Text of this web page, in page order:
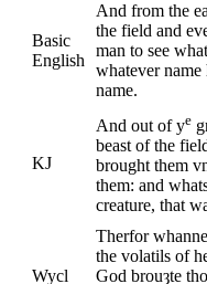
Basic
English
And from the
the field and
man to see
whatever
name.
KJ
And out of ye
beast of the
brought them
them: and
creature, that
Wycl
Therfor
the volatils of
God brouȝte